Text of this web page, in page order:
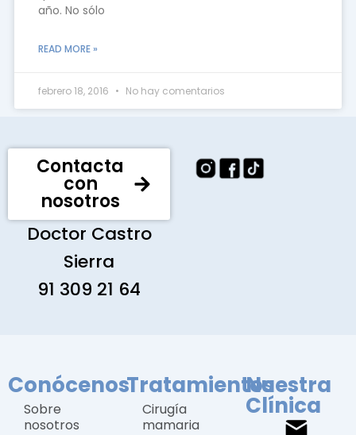
año. No sólo
READ MORE »
febrero 18, 2016 No hay comentarios
Contacta
con
nosotros
Doctor Castro
Sierra
91 309 21 64
Conócenos
Sobre
nosotros
Tratamientos
Cirugía
mamaria
Nuestra
Clínica